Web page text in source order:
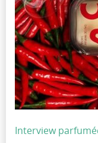
Interview